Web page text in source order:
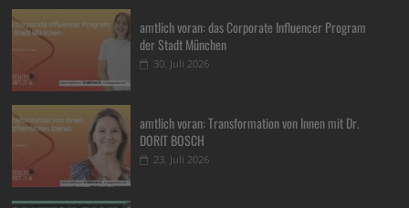
amtlich voran: das Corporate Influencer Program
der Stadt München
30. Juli 2026
amtlich voran: Transformation von Innen mit Dr.
DORIT BOSCH
23. Juli 2026